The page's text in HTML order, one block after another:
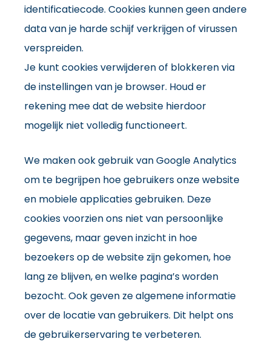
identificatiecode. Cookies kunnen geen andere
data van je harde schijf verkrijgen of virussen
verspreiden.
Je kunt cookies verwijderen of blokkeren via
de instellingen van je browser. Houd er
rekening mee dat de website hierdoor
mogelijk niet volledig functioneert.
We maken ook gebruik van Google Analytics
om te begrijpen hoe gebruikers onze website
en mobiele applicaties gebruiken. Deze
cookies voorzien ons niet van persoonlijke
gegevens, maar geven inzicht in hoe
bezoekers op de website zijn gekomen, hoe
lang ze blijven, en welke pagina’s worden
bezocht. Ook geven ze algemene informatie
over de locatie van gebruikers. Dit helpt ons
de gebruikerservaring te verbeteren.